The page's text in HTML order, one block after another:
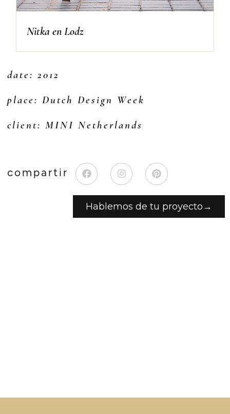
Nitka en Lodz
date: 2012
place: Dutch Design Week
client: MINI Netherlands
compartir
Hablemos de tu proyecto→